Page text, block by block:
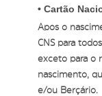
• Cartão
Após o
CNS para
exceto para o
nascimento,
e/ou Berçário.